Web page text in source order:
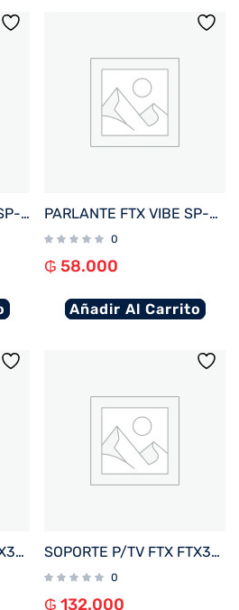
PARLANTE FTX WAVE SP-8SBK 8W BT/BAT/IPX7/MICRO SD NEGRO PARLANTE FTX VIBE SP-5SBK 5W BT/BAT/LED/MICRO SD NEGRO
0
₲ 58.000
Añadir Al Carrito
SOPORTE P/TV FTX FTX38-69F 43″ A 100″ 75KG/FIJO NEGRO SOPORTE P/TV FTX FTX38-69T 43″ A 100″ 75KG/INC5°/FIJO NEGRO
0
₲ 132.000